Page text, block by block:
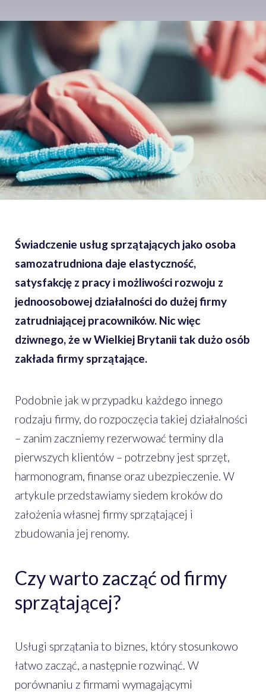
Świadczenie usług sprzątających jako osoba
samozatrudniona daje elastyczność,
satysfakcję z pracy i możliwości rozwoju z
jednoosobowej działalności do dużej firmy
zatrudniającej pracowników. Nic więc
dziwnego, że w Wielkiej Brytanii tak dużo osób
zakłada firmy sprzątające.
Podobnie jak w przypadku każdego innego
rodzaju firmy, do rozpoczęcia takiej działalności
– zanim zaczniemy rezerwować terminy dla
pierwszych klientów – potrzebny jest sprzęt,
harmonogram, finanse oraz ubezpieczenie. W
artykule przedstawiamy siedem kroków do
założenia własnej firmy sprzątającej i
zbudowania jej renomy.
Czy warto zacząć od firmy
sprzątającej?
Usługi sprzątania to biznes, który stosunkowo
łatwo zacząć, a następnie rozwinąć. W
porównaniu z firmami wymagającymi